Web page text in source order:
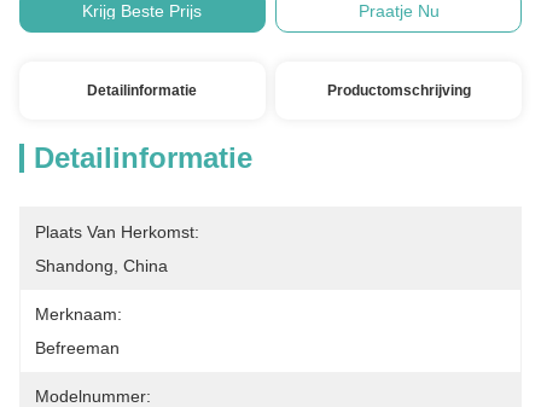
Krijg Beste Prijs Praatje Nu
Detailinformatie Productomschrijving
Detailinformatie
Plaats Van Herkomst:
Shandong, China
Merknaam:
Befreeman
Modelnummer: